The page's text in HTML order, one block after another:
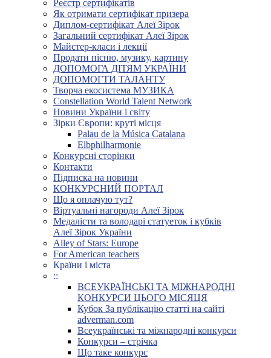
Реєстр сертифікатів
Як отримати сертифікат призера
Диплом-сертифікат Алеї Зірок
Загальний сертифікат Алеї Зірок
Майстер-класи і лекції
Продати пісню, музику, картину
ДОПОМОГА ДІТЯМ УКРАЇНИ
ДОПОМОГТИ ТАЛАНТУ
Творча екосистема МУЗИКА
Constellation World Talent Network
Новини України і світу
Зірки Європи: круті місця
Palau de la Música Catalana
Elbphilharmonie
Конкурсні сторінки
Контакти
Підписка на новини
КОНКУРСНИЙ ПОРТАЛ
Що я оплачую тут?
Віртуальні нагороди Алеї Зірок
Медалісти та володарі статуеток і кубків
Алеї Зірок України
Alley of Stars: Europe
For American teachers
Країни і міста
::
ВСЕУКРАЇНСЬКІ ТА МІЖНАРОДНІ
КОНКУРСИ ЦЬОГО МІСЯЦЯ
Кубок За публікацію статті на сайті
adverman.com
Всеукраїнські та міжнародні конкурси
Конкурси – стрічка
Що таке конкурс